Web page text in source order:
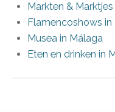
Markten & Marktjes
Flamencoshows in
Musea in Málaga
Eten en drinken in